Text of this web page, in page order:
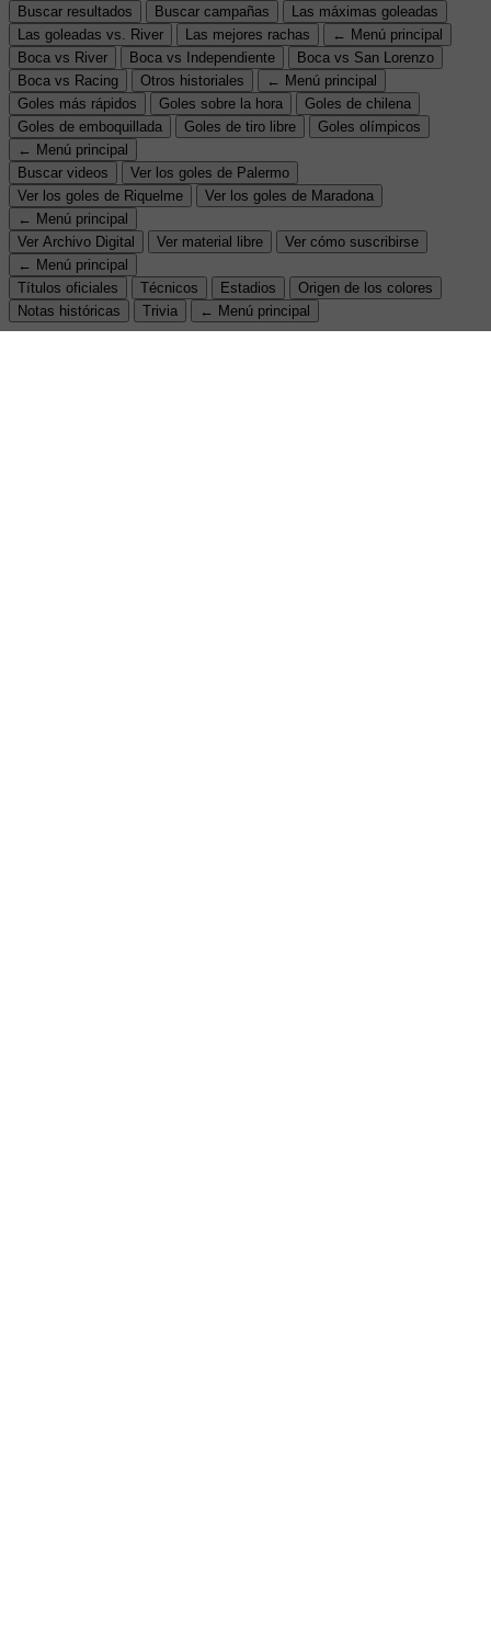
Buscar resultados Buscar campañas
Las máximas goleadas
Las goleadas vs. River
Las mejores rachas
← Menú principal
Boca vs River
Boca vs Independiente
Boca vs San Lorenzo
Boca vs Racing
Otros historiales
← Menú principal
Goles más rápidos
Goles sobre la hora
Goles de chilena
Goles de emboquillada
Goles de tiro libre
Goles olímpicos
← Menú principal
Buscar videos
Ver los goles de Palermo
Ver los goles de Riquelme
Ver los goles de Maradona
← Menú principal
Ver Archivo Digital
Ver material libre
Ver cómo suscribirse
← Menú principal
Títulos oficiales
Técnicos Estadios
Origen de los colores
Notas históricas
Trivia ← Menú principal